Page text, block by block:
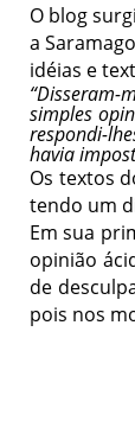
O blog
a
idéias e
simples
respondi-
havia
Os textos
tendo um
Em sua
opinião
de
pois nos